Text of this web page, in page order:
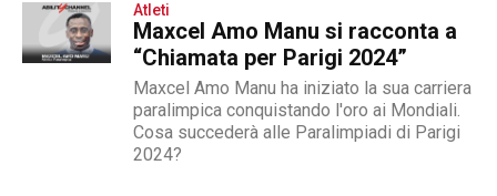
Atleti
Maxcel Amo Manu si racconta a
“Chiamata per Parigi 2024”
Maxcel Amo Manu ha iniziato la sua carriera
paralimpica conquistando l'oro ai Mondiali.
Cosa succederà alle Paralimpiadi di Parigi
2024?